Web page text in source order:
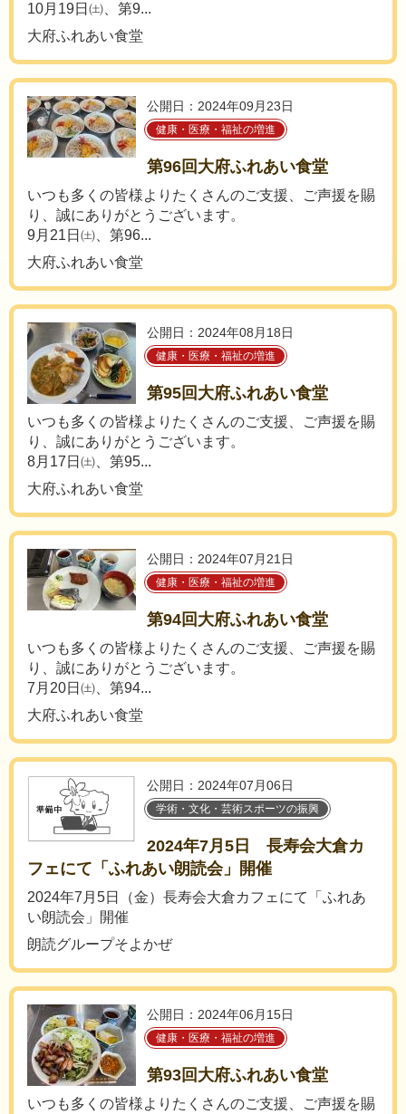
10月19日㈯、第9...
大府ふれあい食堂
公開日：2024年09月23日
健康・医療・福祉の増進
第96回大府ふれあい食堂
いつも多くの皆様よりたくさんのご支援、ご声援を賜
り、誠にありがとうございます。
9月21日㈯、第96...
大府ふれあい食堂
公開日：2024年08月18日
健康・医療・福祉の増進
第95回大府ふれあい食堂
いつも多くの皆様よりたくさんのご支援、ご声援を賜
り、誠にありがとうございます。
8月17日㈯、第95...
大府ふれあい食堂
公開日：2024年07月21日
健康・医療・福祉の増進
第94回大府ふれあい食堂
いつも多くの皆様よりたくさんのご支援、ご声援を賜
り、誠にありがとうございます。
7月20日㈯、第94...
大府ふれあい食堂
公開日：2024年07月06日
学術・文化・芸術スポーツの振興
2024年7月5日 長寿会大倉カ
フェにて「ふれあい朗読会」開催
2024年7月5日（金）長寿会大倉カフェにて「ふれあ
い朗読会」開催
朗読グループそよかぜ
公開日：2024年06月15日
健康・医療・福祉の増進
第93回大府ふれあい食堂
いつも多くの皆様よりたくさんのご支援、ご声援を賜